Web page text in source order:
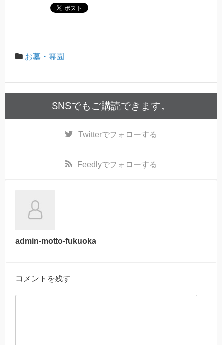
お墓・霊園
SNSでもご購読できます。
Twitterでフォローする
Feedlyでフォローする
admin-motto-fukuoka
コメントを残す